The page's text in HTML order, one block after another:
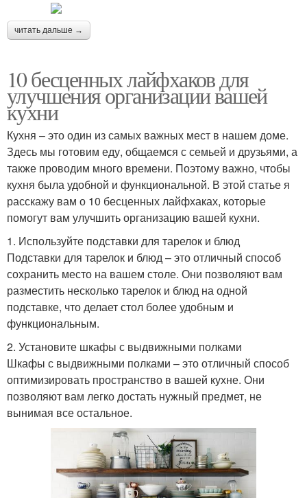
читать дальше →
10 бесценных лайфхаков для
улучшения организации вашей
кухни
Кухня – это один из самых важных мест в нашем доме.
Здесь мы готовим еду, общаемся с семьей и друзьями, а
также проводим много времени. Поэтому важно, чтобы
кухня была удобной и функциональной. В этой статье я
расскажу вам о 10 бесценных лайфхаках, которые
помогут вам улучшить организацию вашей кухни.
1. Используйте подставки для тарелок и блюд
Подставки для тарелок и блюд – это отличный способ
сохранить место на вашем столе. Они позволяют вам
разместить несколько тарелок и блюд на одной
подставке, что делает стол более удобным и
функциональным.
2. Установите шкафы с выдвижными полками
Шкафы с выдвижными полками – это отличный способ
оптимизировать пространство в вашей кухне. Они
позволяют вам легко достать нужный предмет, не
вынимая все остальное.